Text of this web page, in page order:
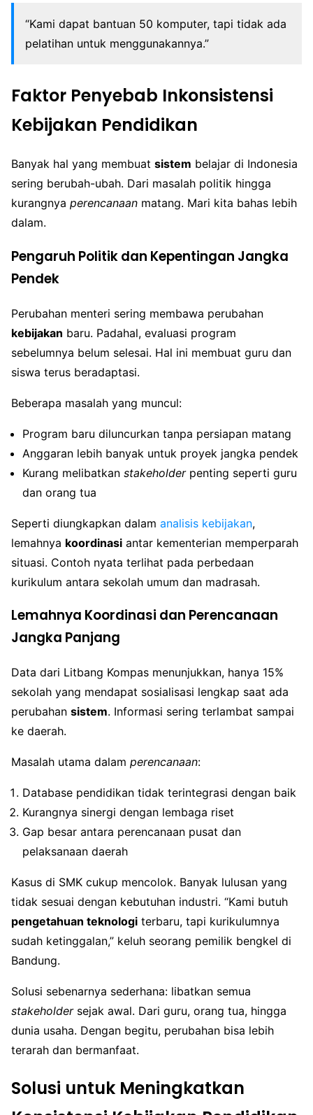
“Kami dapat bantuan 50 komputer, tapi tidak ada
pelatihan untuk menggunakannya.”
Faktor Penyebab Inkonsistensi
Kebijakan Pendidikan
Banyak hal yang membuat sistem belajar di Indonesia
sering berubah-ubah. Dari masalah politik hingga
kurangnya perencanaan matang. Mari kita bahas lebih
dalam.
Pengaruh Politik dan Kepentingan Jangka
Pendek
Perubahan menteri sering membawa perubahan
kebijakan baru. Padahal, evaluasi program
sebelumnya belum selesai. Hal ini membuat guru dan
siswa terus beradaptasi.
Beberapa masalah yang muncul:
Program baru diluncurkan tanpa persiapan matang
Anggaran lebih banyak untuk proyek jangka pendek
Kurang melibatkan stakeholderpenting seperti guru
dan orang tua
Seperti diungkapkan dalam analisis kebijakan,
lemahnya koordinasi antar kementerian memperparah
situasi. Contoh nyata terlihat pada perbedaan
kurikulum antara sekolah umum dan madrasah.
Lemahnya Koordinasi dan Perencanaan
Jangka Panjang
Data dari Litbang Kompas menunjukkan, hanya 15%
sekolah yang mendapat sosialisasi lengkap saat ada
perubahan sistem. Informasi sering terlambat sampai
ke daerah.
Masalah utama dalam perencanaan:
Database pendidikan tidak terintegrasi dengan baik
Kurangnya sinergi dengan lembaga riset
Gap besar antara perencanaan pusat dan
pelaksanaan daerah
Kasus di SMK cukup mencolok. Banyak lulusan yang
tidak sesuai dengan kebutuhan industri. “Kami butuh
pengetahuan teknologi terbaru, tapi kurikulumnya
sudah ketinggalan,” keluh seorang pemilik bengkel di
Bandung.
Solusi sebenarnya sederhana: libatkan semua
stakeholdersejak awal. Dari guru, orang tua, hingga
dunia usaha. Dengan begitu, perubahan bisa lebih
terarah dan bermanfaat.
Solusi untuk Meningkatkan